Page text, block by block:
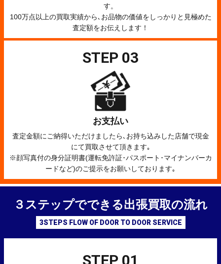
す。
100万点以上の買取実績から､お品物の価値をしっかりと見極めた
査定額をお伝えします！
STEP 03
お支払い
査定金額にご納得いただけましたら､お持ち込みした店舗で現金
にて買取させて頂きます｡
※顔写真付の身分証明書(運転免許証･パスポート･マイナンバーカ
ードなど)のご提示をお願いしております｡
３ステップでできる出張買取の流れ
3STEPS FLOW OF DOOR TO DOOR SERVICE
STEP 01